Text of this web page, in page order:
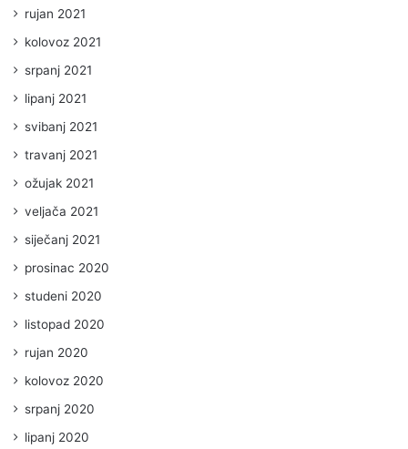
rujan 2021
kolovoz 2021
srpanj 2021
lipanj 2021
svibanj 2021
travanj 2021
ožujak 2021
veljača 2021
siječanj 2021
prosinac 2020
studeni 2020
listopad 2020
rujan 2020
kolovoz 2020
srpanj 2020
lipanj 2020